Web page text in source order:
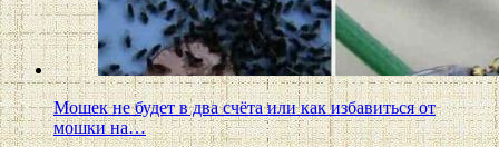
Мошек не будет в два счёта или как избавиться от
мошки на…